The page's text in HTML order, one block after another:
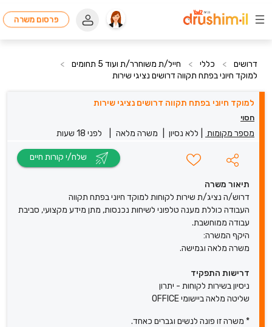
פרסום משרה
דרושים > כללי > חייל/ת משוחרר/ת ועוד 5 תחומים
>
למוקד חיוני בפתח תקווה דרושים נציגי שירות
למוקד חיוני בפתח תקווה דרושים נציגי שירות
חסוי
מספר מקומות ללא נסיון משרה מלאה לפני 18 שעות
תיאור משרה
דרוש/ה נציג/ת שירות לקוחות למוקד חיוני בפתח תקווה
העבודה כוללת מענה טלפוני לשיחות נכנסות, מתן מידע מקצועי, סביבת
עבודה ממוחשבת.
היקף המשרה:
משרה מלאה וגמישה.
דרישות התפקיד
ניסיון בשירות לקוחות - יתרון
שליטה מלאה ביישומי OFFICE
* משרה זו פונה לנשים וגברים כאחד.